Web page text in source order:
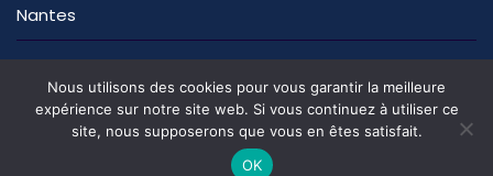
Nantes
La rédaction Nous contacter
Mentions légales
Politique de confidentialité
Nous utilisons des cookies pour vous garantir la meilleure
expérience sur notre site web. Si vous continuez à utiliser ce
site, nous supposerons que vous en êtes satisfait.
OK